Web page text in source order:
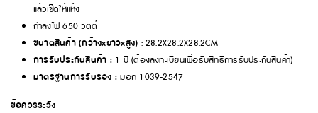
แล้วเช็ดให้แห้ง
กำลังไฟ 650 วัตต์
ขนาดสินค้า (กว้างxยาวxสูง) : 28.2X28.2X28.2CM
การรับประกันสินค้า : 1 ปี (ต้องลงทะเบียนเพื่อรับสิทธิการรับประกันสินค้า)
มาตรฐานการรับรอง : มอก 1039-2547
ข้อควรระวัง